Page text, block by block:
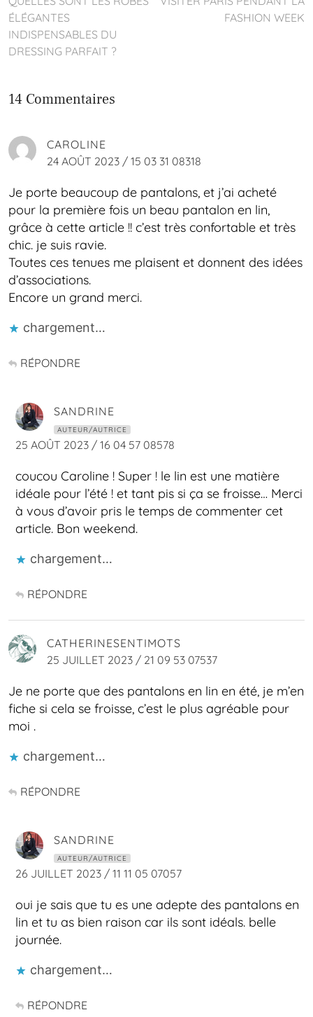
ÉLÉGANTES
INDISPENSABLES DU
DRESSING PARFAIT ?
FASHION WEEK
14 Commentaires
CAROLINE
24 AOÛT 2023 / 15 03 31 08318
Je porte beaucoup de pantalons, et j’ai acheté
pour la première fois un beau pantalon en lin,
grâce à cette article !! c’est très confortable et très
chic. je suis ravie.
Toutes ces tenues me plaisent et donnent des idées
d’associations.
Encore un grand merci.
chargement…
RÉPONDRE
SANDRINE
AUTEUR/AUTRICE
25 AOÛT 2023 / 16 04 57 08578
coucou Caroline ! Super ! le lin est une matière
idéale pour l’été ! et tant pis si ça se froisse… Merci
à vous d’avoir pris le temps de commenter cet
article. Bon weekend.
chargement…
RÉPONDRE
CATHERINESENTIMOTS
25 JUILLET 2023 / 21 09 53 07537
Je ne porte que des pantalons en lin en été, je m’en
fiche si cela se froisse, c’est le plus agréable pour
moi .
chargement…
RÉPONDRE
SANDRINE
AUTEUR/AUTRICE
26 JUILLET 2023 / 11 11 05 07057
oui je sais que tu es une adepte des pantalons en
lin et tu as bien raison car ils sont idéals. belle
journée.
chargement…
RÉPONDRE